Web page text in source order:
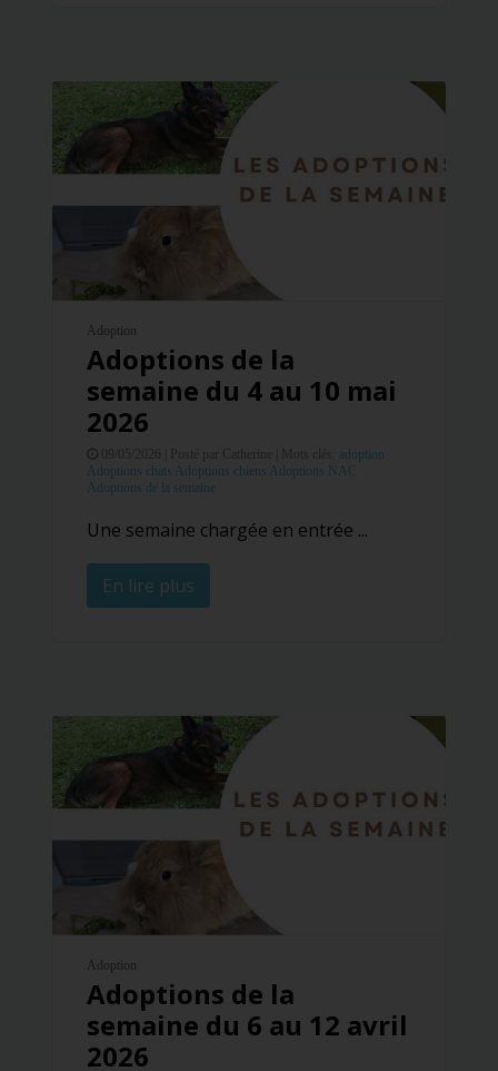
Adoption
Adoptions de la
semaine du 4 au 10 mai
2026
Posté par Catherine | Mots clés: adoption
Adoptions chats Adoptions chiens Adoptions NAC
Adoptions de la semaine
Une semaine chargée en entrée ...
En lire plus
Adoption
Adoptions de la
semaine du 6 au 12 avril
2026